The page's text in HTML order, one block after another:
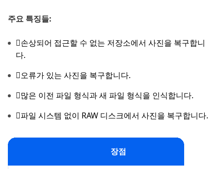
주요 특징들:
손상되어 접근할 수 없는 저장소에서 사진을 복구합니
다.
오류가 있는 사진을 복구합니다.
많은 이전 파일 형식과 새 파일 형식을 인식합니다.
파일 시스템 없이 RAW 디스크에서 사진을 복구합니다.
장점